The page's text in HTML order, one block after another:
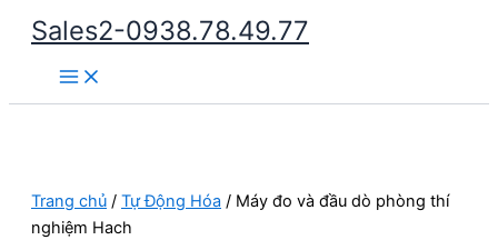
Nhảy
dung
Sales2-0938.78.49.77
Main
Menu
Trang chủ / Tự Động Hóa / Máy đo và đầu dò phòng thí
nghiệm Hach